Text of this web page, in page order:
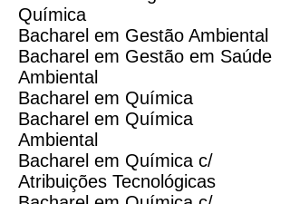
Química
Bacharel em Gestão Ambiental
Bacharel em Gestão em Saúde
Ambiental
Bacharel em Química
Bacharel em Química
Ambiental
Bacharel em Química c/
Atribuições Tecnológicas